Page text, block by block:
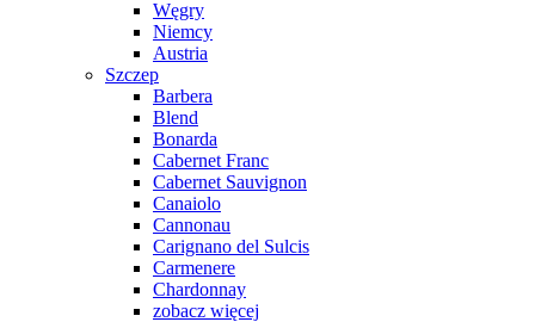
Węgry
Niemcy
Austria
Szczep
Barbera
Blend
Bonarda
Cabernet Franc
Cabernet Sauvignon
Canaiolo
Cannonau
Carignano del Sulcis
Carmenere
Chardonnay
zobacz więcej